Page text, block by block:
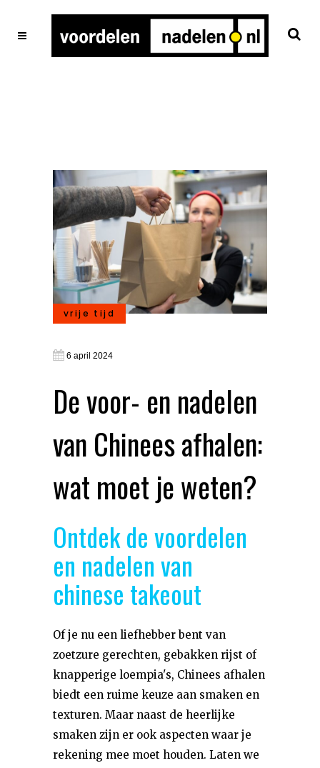
vrije tijd
6 april 2024
De voor- en nadelen
van Chinees afhalen:
wat moet je weten?
Ontdek de voordelen
en nadelen van
chinese takeout
Of je nu een liefhebber bent van
zoetzure gerechten, gebakken rijst of
knapperige loempia's, Chinees afhalen
biedt een ruime keuze aan smaken en
texturen. Maar naast de heerlijke
smaken zijn er ook aspecten waar je
rekening mee moet houden. Laten we